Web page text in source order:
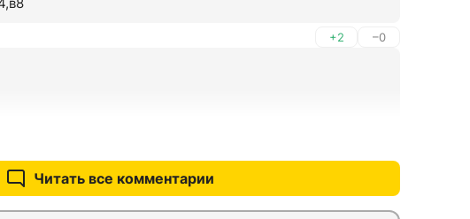
+2 –0
Читать все комментарии